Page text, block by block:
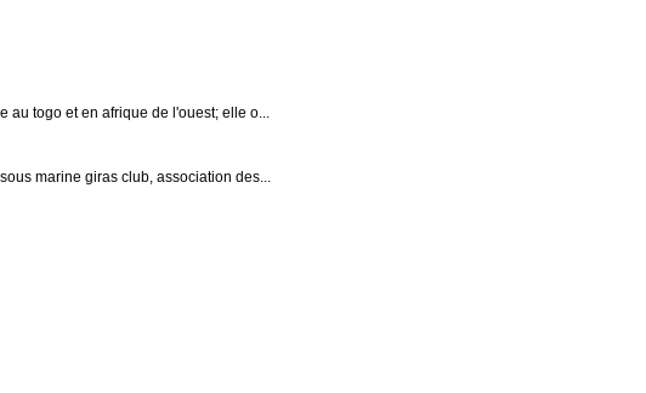
au togo et en afrique de l'ouest; elle o...
marine giras club, association des...